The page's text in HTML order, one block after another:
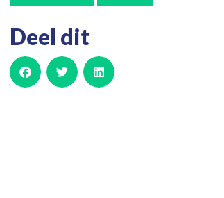
Deel dit